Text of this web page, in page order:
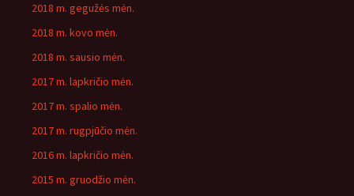
2018 m. gegužės mėn.
2018 m. kovo mėn.
2018 m. sausio mėn.
2017 m. lapkričio mėn.
2017 m. spalio mėn.
2017 m. rugpjūčio mėn.
2016 m. lapkričio mėn.
2015 m. gruodžio mėn.